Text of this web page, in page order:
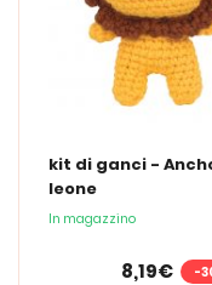
kit di ganci -
leone
In magazzino
8,19€ -